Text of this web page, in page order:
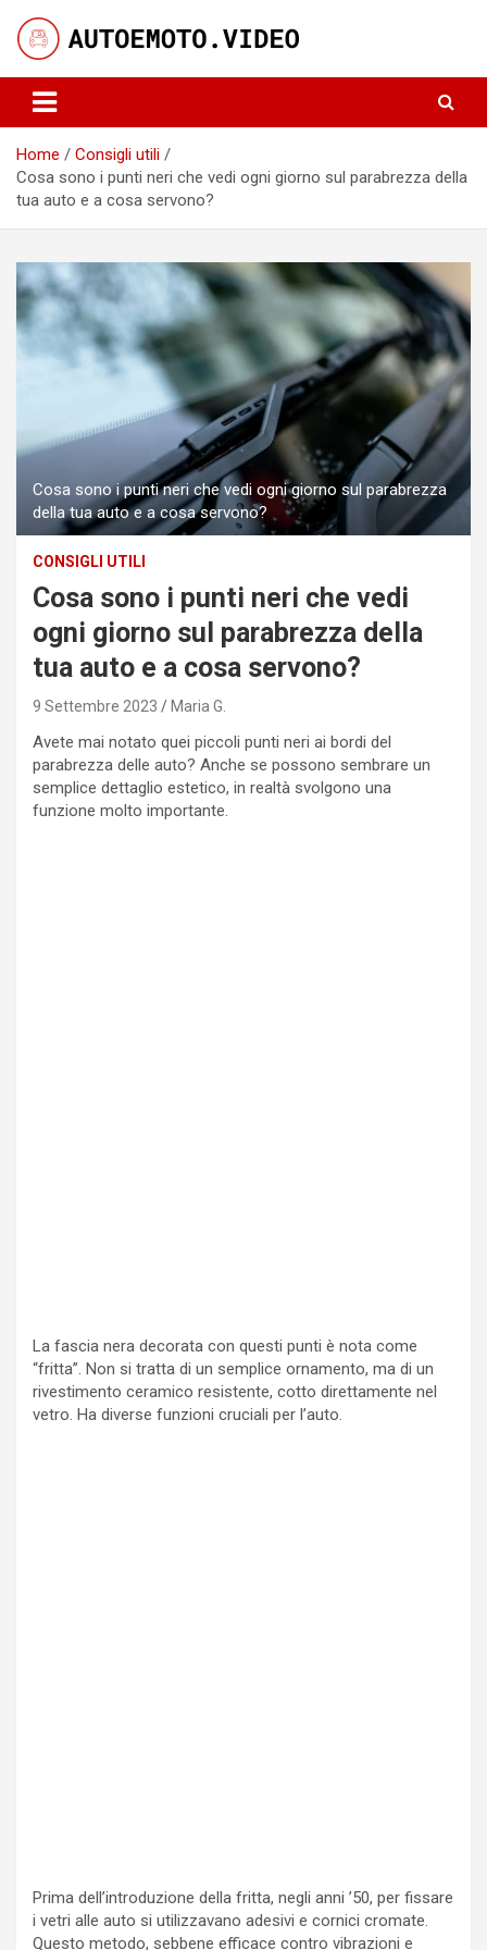
content
AutoeMoto.Video
Home
Consigli utili
Cosa sono i punti neri che vedi ogni giorno sul parabrezza della
tua auto e a cosa servono?
Cosa sono i punti neri che vedi ogni giorno sul parabrezza
della tua auto e a cosa servono?
CONSIGLI UTILI
Cosa sono i punti neri che vedi
ogni giorno sul parabrezza della
tua auto e a cosa servono?
9 Settembre 2023 Maria G.
Avete mai notato quei piccoli punti neri ai bordi del
parabrezza delle auto? Anche se possono sembrare un
semplice dettaglio estetico, in realtà svolgono una
funzione molto importante.
La fascia nera decorata con questi punti è nota come
“fritta”. Non si tratta di un semplice ornamento, ma di un
rivestimento ceramico resistente, cotto direttamente nel
vetro. Ha diverse funzioni cruciali per l’auto.
Prima dell’introduzione della fritta, negli anni ’50, per fissare
i vetri alle auto si utilizzavano adesivi e cornici cromate.
Questo metodo, sebbene efficace contro vibrazioni e